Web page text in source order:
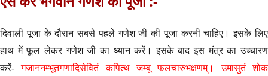
दिवाली पूजा के दौरान सबसे पहले गणेश जी की पूजा करनी चाहिए। इसके लिए
हाथ में फूल लेकर गणेश जी का ध्यान करें। इसके बाद इस मंत्र का उच्चारण
करें-गजाननम्भूतगणादिसेवितं कपित्थ जम्बू फलचारुभक्षणम्। उमासुतं शोक